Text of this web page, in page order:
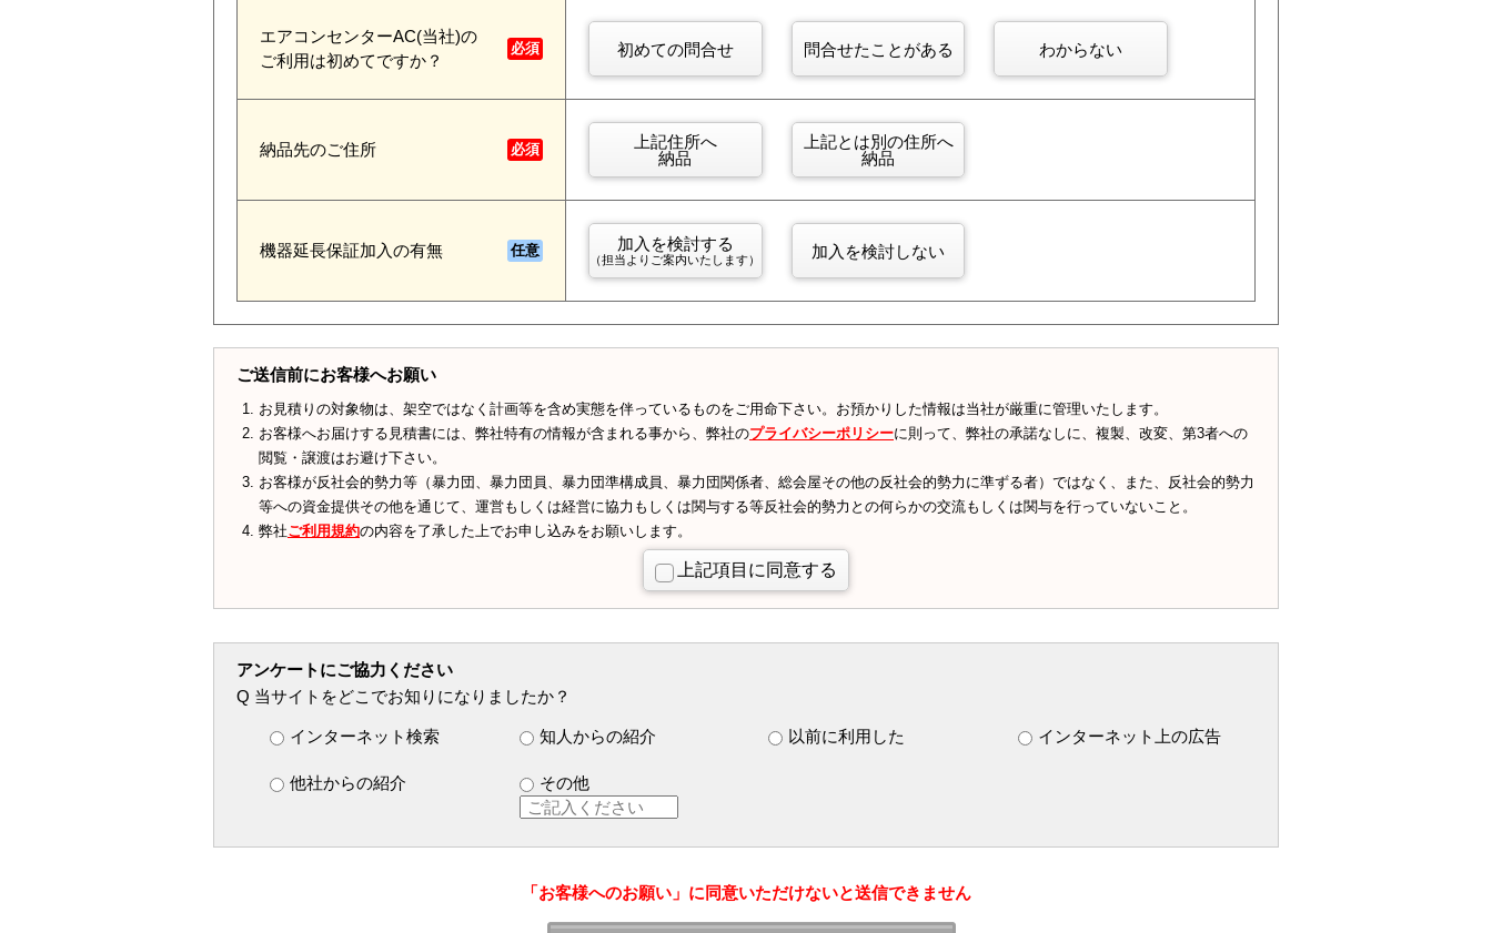
エアコンセンターAC(当社)の
ご利用は初めてですか？
必須 初めての問合せ 問合せたことがある わからない
納品先のご住所 必須
上記住所へ
納品
上記とは別の住所へ
納品
機器延長保証加入の有無 任意 加入を検討する
（担当よりご案内いたします） 加入を検討しない
ご送信前にお客様へお願い
お見積りの対象物は、架空ではなく計画等を含め実態を伴っているものをご用命下さい。お預かりした情報は当社が厳重に管理いたします。
お客様へお届けする見積書には、弊社特有の情報が含まれる事から、弊社のプライバシーポリシーに則って、弊社の承諾なしに、複製、改変、第3者への
閲覧・譲渡はお避け下さい。
お客様が反社会的勢力等（暴力団、暴力団員、暴力団準構成員、暴力団関係者、総会屋その他の反社会的勢力に準ずる者）ではなく、また、反社会的勢力
等への資金提供その他を通じて、運営もしくは経営に協力もしくは関与する等反社会的勢力との何らかの交流もしくは関与を行っていないこと。
弊社ご利用規約の内容を了承した上でお申し込みをお願いします。
上記項目に同意する
アンケートにご協力ください
Q 当サイトをどこでお知りになりましたか？
インターネット検索 知人からの紹介 以前に利用した インターネット上の広告
他社からの紹介 その他
「お客様へのお願い」に同意いただけないと送信できません